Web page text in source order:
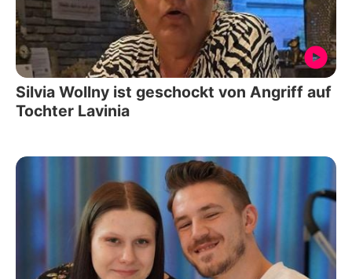
Silvia Wollny ist geschockt von Angriff auf
Tochter Lavinia